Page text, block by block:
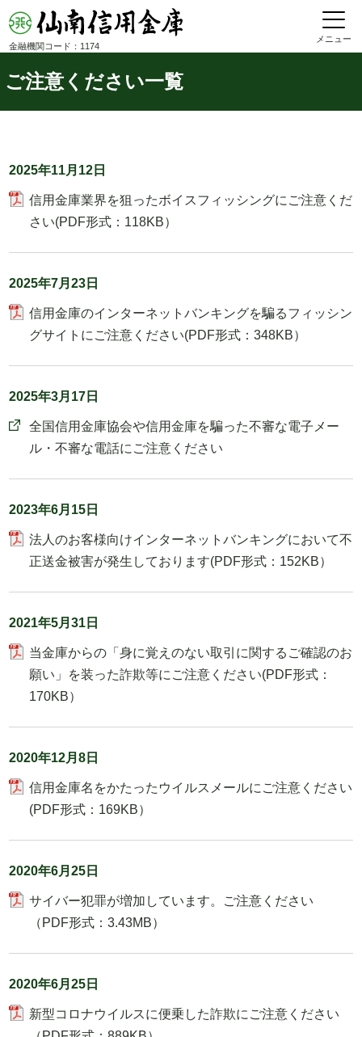
金融機関コード：1174
メニュー
ご注意ください一覧
2025年11月12日
信用金庫業界を狙ったボイスフィッシングにご注意くだ
さい(PDF形式：118KB）
2025年7月23日
信用金庫のインターネットバンキングを騙るフィッシン
グサイトにご注意ください(PDF形式：348KB）
2025年3月17日
全国信用金庫協会や信用金庫を騙った不審な電子メー
ル・不審な電話にご注意ください
2023年6月15日
法人のお客様向けインターネットバンキングにおいて不
正送金被害が発生しております(PDF形式：152KB）
2021年5月31日
当金庫からの「身に覚えのない取引に関するご確認のお
願い」を装った詐欺等にご注意ください(PDF形式：
170KB）
2020年12月8日
信用金庫名をかたったウイルスメールにご注意ください
(PDF形式：169KB）
2020年6月25日
サイバー犯罪が増加しています。ご注意ください
（PDF形式：3.43MB）
2020年6月25日
新型コロナウイルスに便乗した詐欺にご注意ください